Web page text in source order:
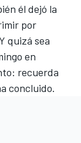
él dejó la
por
quizá sea
en
recuerda
concluido.